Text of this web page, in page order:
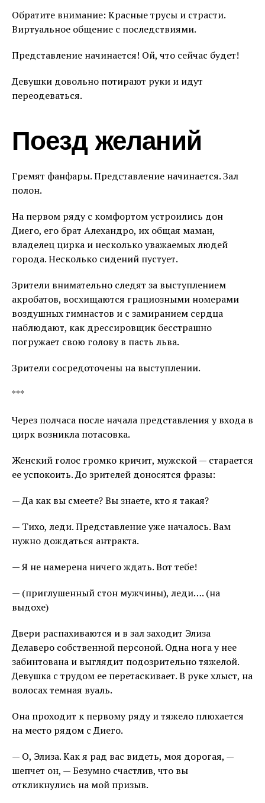
Обратите внимание: Красные трусы и страсти.
Виртуальное общение с последствиями.
Представление начинается! Ой, что сейчас будет!
Девушки довольно потирают руки и идут
переодеваться.
Поезд желаний
Гремят фанфары. Представление начинается. Зал
полон.
На первом ряду с комфортом устроились дон
Диего, его брат Алехандро, их общая маман,
владелец цирка и несколько уважаемых людей
города. Несколько сидений пустует.
Зрители внимательно следят за выступлением
акробатов, восхищаются грациозными номерами
воздушных гимнастов и с замиранием сердца
наблюдают, как дрессировщик бесстрашно
погружает свою голову в пасть льва.
Зрители сосредоточены на выступлении.
***
Через полчаса после начала представления у входа в
цирк возникла потасовка.
Женский голос громко кричит, мужской — старается
ее успокоить. До зрителей доносятся фразы:
— Да как вы смеете? Вы знаете, кто я такая?
— Тихо, леди. Представление уже началось. Вам
нужно дождаться антракта.
— Я не намерена ничего ждать. Вот тебе!
— (приглушенный стон мужчины), леди…. (на
выдохе)
Двери распахиваются и в зал заходит Элиза
Делаверо собственной персоной. Одна нога у нее
забинтована и выглядит подозрительно тяжелой.
Девушка с трудом ее перетаскивает. В руке хлыст, на
волосах темная вуаль.
Она проходит к первому ряду и тяжело плюхается
на место рядом с Диего.
— О, Элиза. Как я рад вас видеть, моя дорогая, —
шепчет он, — Безумно счастлив, что вы
откликнулись на мой призыв.